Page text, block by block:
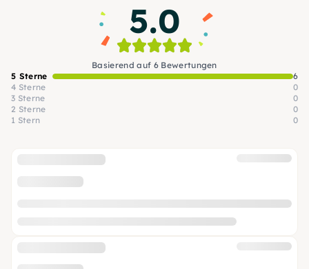
5.0
Basierend auf 6 Bewertungen
5 Sterne
6
4 Sterne
0
3 Sterne
0
2 Sterne
0
1 Stern
0